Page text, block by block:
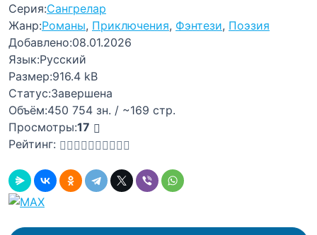
Серия:Сангрелар
Жанр:Романы, Приключения, Фэнтези, Поэзия
Добавлено:08.01.2026
Язык:Русский
Размер:916.4 kB
Статус:Завершена
Объём:450 754 зн. / ~169 стр.
Просмотры:17
Рейтинг: